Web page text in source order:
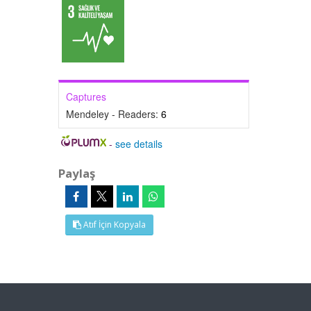
Captures
Mendeley - Readers: 6
-see details
Paylaş
Atıf İçin Kopyala